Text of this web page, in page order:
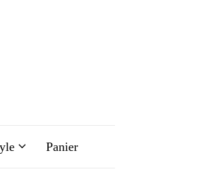
Panier